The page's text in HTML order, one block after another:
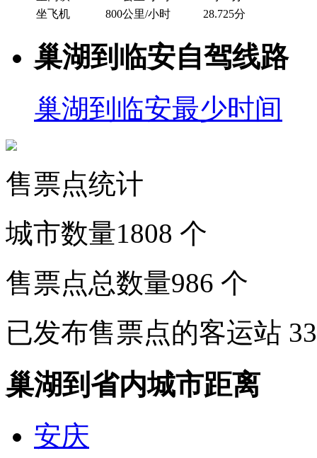
坐飞机
800公里/小时 28.725分
巢湖到临安自驾线路
巢湖到临安最少时间
售票点统计
城市数量1808 个
售票点总数量986 个
已发布售票点的客运站
巢湖到省内城市距离
安庆